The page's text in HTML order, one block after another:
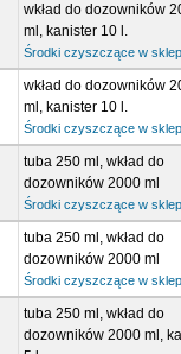
wkład do dozowników
ml, kanister 10 l.
Środki czyszczące w
wkład do dozowników
ml, kanister 10 l.
Środki czyszczące w
tuba 250 ml, wkład do
dozowników 2000 ml
Środki czyszczące w
tuba 250 ml, wkład do
dozowników 2000 ml
Środki czyszczące w
tuba 250 ml, wkład do
dozowników 2000 ml,